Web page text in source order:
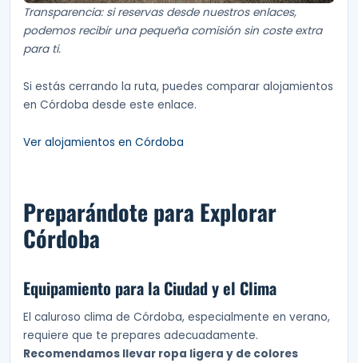
Transparencia: si reservas desde nuestros enlaces,
podemos recibir una pequeña comisión sin coste extra
para ti.
Si estás cerrando la ruta, puedes comparar alojamientos
en Córdoba desde este enlace.
Ver alojamientos en Córdoba
Preparándote para Explorar
Córdoba
Equipamiento para la Ciudad y el Clima
El caluroso clima de Córdoba, especialmente en verano,
requiere que te prepares adecuadamente.
Recomendamos llevar ropa ligera y de colores